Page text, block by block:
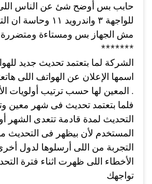
حابب بس أوضح شئ عن الناس اللى
للواجهة ٣ واندرويد
مش الجهاز بس ومستاءة ومتضررة
*******
الشركة لما بتعتمد تحديث جديد
اسمها الإعلان عن الهواتف اللى
المعين لها حسب ترتيب أولويات الأجهزة وموديلاتها .
فلما بتعتمد تحديث فى شهر معين
التحديث لمدة قادمة تتعدى الشهر
المستخدم لأن بيظهر فى التحديث
التجربة من اللى أرسلوها لدول
الأخطاء اللى ظهرت اثناء فترة
تواجهك